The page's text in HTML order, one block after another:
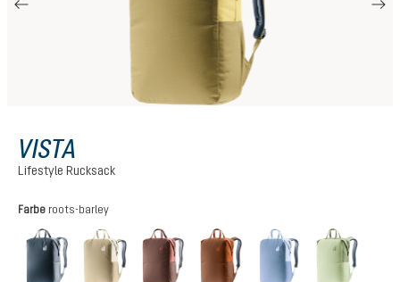
VISTA
Lifestyle Rucksack
Farbeauswählen
roots-barley
black desert-boneraisin-caspiamocha-pecanbluejay-polar